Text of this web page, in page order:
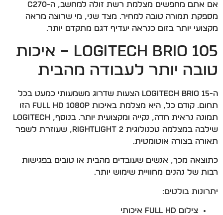
אם אתם מחפשים מצלמת רשת זולה למחשב, ה-C270
מספקת תמורה טובה למחיר. מצד שני, מי שרוצה מראה
מקצועי יותר בזום כנראה יעדיף דגם מתקדם יותר.
Logitech Brio 105 – איכות
טובה יותר לעבודה מהבית
ה-Logitech Brio 15 הצעות שדרוג משמעותי כמעט בכל
תחום. קודם כל, היא מצלמת באיכות Full HD 1080p הזו
תמונה נראית חדה, נקייה ומקצועית יותר. בנוסף, Logitech
שילבה במצלמה טכנולוגית RightLight 2, שעוזרת לשפר
תאורה בצורה אוטומטית.
כתוצאה מכך, אנשים שעובדים מהבית או טובים בפגישות
רבות של נהנים מחוויית שימוש יותר.
יתרונות בולטים:
צילום Full HD איכותי